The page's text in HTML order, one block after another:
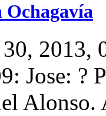
Ochagavía
2013,
Jose: ?